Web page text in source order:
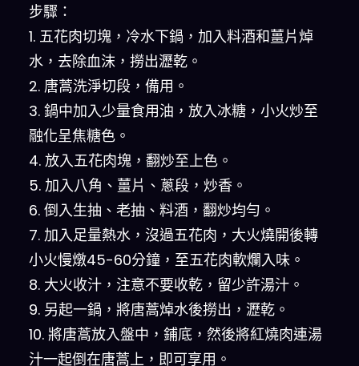
步驟：
1. 五花肉切塊，冷水下鍋，加入料酒和薑片焯
水，去除血沫，撈出瀝乾。
2. 唐蒿洗淨切段，備用。
3. 鍋中加入少量食用油，放入冰糖，小火炒至
融化呈焦糖色。
4. 放入五花肉塊，翻炒至上色。
5. 加入八角、薑片、蔥段，炒香。
6. 倒入生抽、老抽、料酒，翻炒均勻。
7. 加入足量熱水，沒過五花肉，大火燒開後轉
小火慢燉45-60分鐘，至五花肉軟爛入味。
8. 大火收汁，注意不要收乾，留少許湯汁。
9. 另起一鍋，將唐蒿焯水後撈出，瀝乾。
10. 將唐蒿放入盤中，鋪底，然後將紅燒肉連湯
汁一起倒在唐蒿上，即可享用。